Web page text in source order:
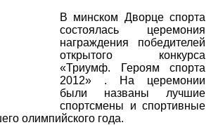
В минском Дворце спорта
состоялась церемония
награждения победителей
открытого конкурса
«Триумф. Героям спорта
2012» . На церемонии
были названы лучшие
спортсмены и спортивные
олимпийского года.